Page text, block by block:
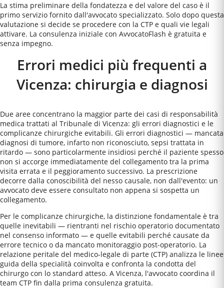
La stima preliminare della fondatezza e del valore del caso è il
primo servizio fornito dall'avvocato specializzato. Solo dopo questa
valutazione si decide se procedere con la CTP e quali vie legali
attivare. La consulenza iniziale con AvvocatoFlash è gratuita e
senza impegno.
Errori medici più frequenti a
Vicenza: chirurgia e diagnosi
Due aree concentrano la maggior parte dei casi di responsabilità
medica trattati al Tribunale di Vicenza: gli errori diagnostici e le
complicanze chirurgiche evitabili. Gli errori diagnostici — mancata
diagnosi di tumore, infarto non riconosciuto, sepsi trattata in
ritardo — sono particolarmente insidiosi perché il paziente spesso
non si accorge immediatamente del collegamento tra la prima
visita errata e il peggioramento successivo. La prescrizione
decorre dalla conoscibilità del nesso causale, non dall'evento: un
avvocato deve essere consultato non appena si sospetta un
collegamento.
Per le complicanze chirurgiche, la distinzione fondamentale è tra
quelle inevitabili — rientranti nel rischio operatorio documentato
nel consenso informato — e quelle evitabili perché causate da
errore tecnico o da mancato monitoraggio post-operatorio. La
relazione peritale del medico-legale di parte (CTP) analizza le linee
guida della specialità coinvolta e confronta la condotta del
chirurgo con lo standard atteso. A Vicenza, l'avvocato coordina il
team CTP fin dalla prima consulenza gratuita.